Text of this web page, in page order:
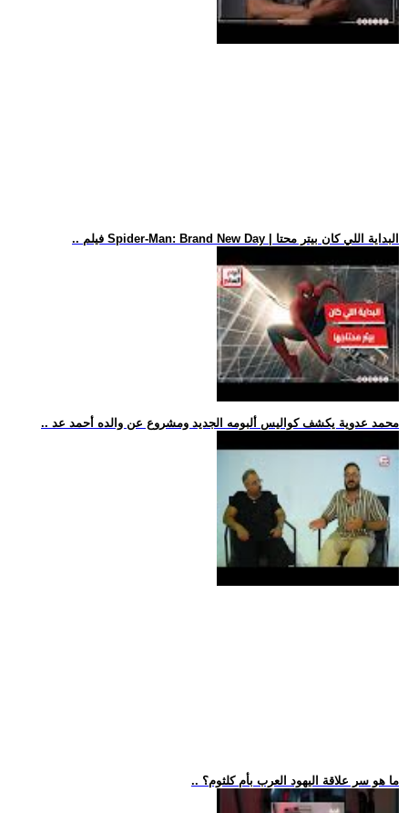
.. فيلم Spider-Man: Brand New Day | البداية اللي كان بيتر محتا
.. محمد عدوية يكشف كواليس ألبومه الجديد ومشروع عن والده أحمد عد
.. ما هو سر علاقة اليهود العرب بأم كلثوم؟